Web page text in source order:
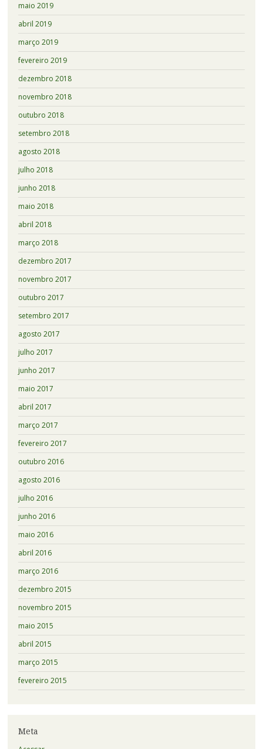
maio 2019
abril 2019
março 2019
fevereiro 2019
dezembro 2018
novembro 2018
outubro 2018
setembro 2018
agosto 2018
julho 2018
junho 2018
maio 2018
abril 2018
março 2018
dezembro 2017
novembro 2017
outubro 2017
setembro 2017
agosto 2017
julho 2017
junho 2017
maio 2017
abril 2017
março 2017
fevereiro 2017
outubro 2016
agosto 2016
julho 2016
junho 2016
maio 2016
abril 2016
março 2016
dezembro 2015
novembro 2015
maio 2015
abril 2015
março 2015
fevereiro 2015
Meta